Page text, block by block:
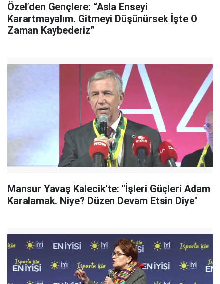
Özel’den Gençlere: “Asla Enseyi
Karartmayalım. Gitmeyi Düşünürsek İşte O
Zaman Kaybederiz”
Mansur Yavaş Kalecik'te: "İşleri Güçleri Adam
Karalamak. Niye? Düzen Devam Etsin Diye"